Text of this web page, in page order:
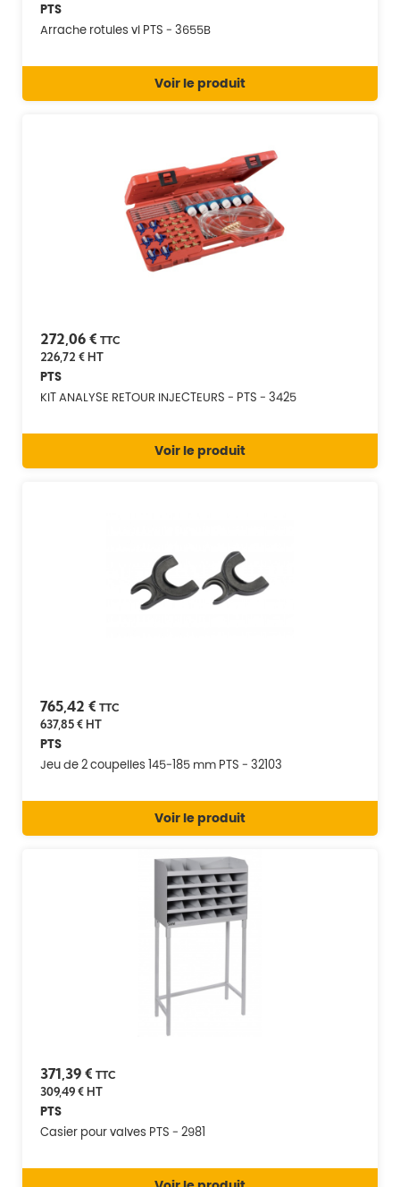
PTS
Arrache rotules vl PTS - 3655B
Voir le produit
272,06 € TTC
226,72 €HT
PTS
KIT ANALYSE RETOUR INJECTEURS - PTS - 3425
Voir le produit
765,42 € TTC
637,85 €HT
PTS
Jeu de 2 coupelles 145-185 mm PTS - 32103
Voir le produit
371,39 € TTC
309,49 €HT
PTS
Casier pour valves PTS - 2981